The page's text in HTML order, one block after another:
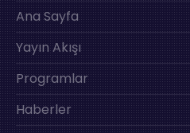
Ana Sayfa
Yayın Akışı
Programlar
Haberler